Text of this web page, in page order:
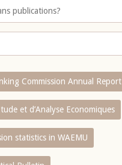
Commission Annual Report
et d’Analyse Economiques
statistics in WAEMU